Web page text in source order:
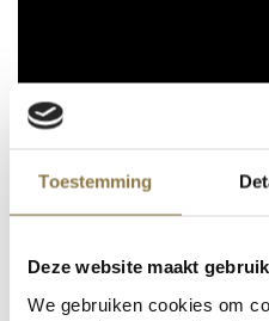
Toestemming
Deze website maakt
We gebruiken cookies om